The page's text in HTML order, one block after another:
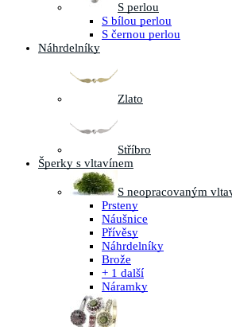
S perlou
S bílou perlou
S černou perlou
Náhrdelníky
Zlato
Stříbro
Šperky s vltavínem
S neopracovaným
Prsteny
Náušnice
Přívěsy
Náhrdelníky
Brože
+ 1 další
Náramky